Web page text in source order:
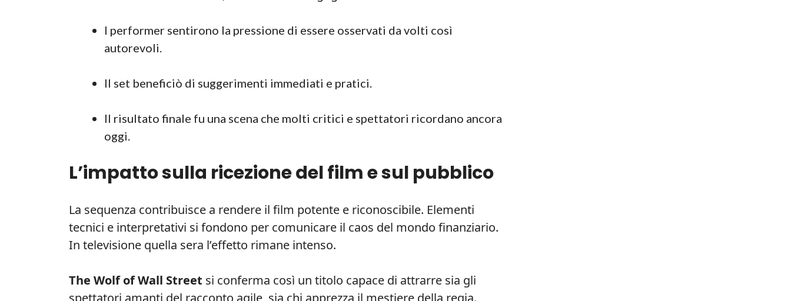
I performer sentirono la pressione di essere osservati da volti così
autorevoli.
Il set beneficiò di suggerimenti immediati e pratici.
Il risultato finale fu una scena che molti critici e spettatori ricordano ancora
oggi.
L’impatto sulla ricezione del film e sul pubblico
La sequenza contribuisce a rendere il film potente e riconoscibile. Elementi
tecnici e interpretativi si fondono per comunicare il caos del mondo finanziario.
In televisione quella sera l’effetto rimane intenso.
The Wolf of Wall Street si conferma così un titolo capace di attrarre sia gli
spettatori amanti del racconto agile, sia chi apprezza il mestiere della regia.